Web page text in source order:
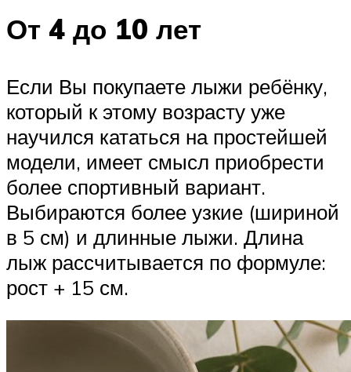
От 4 до 10 лет
Если Вы покупаете лыжи ребёнку,
который к этому возрасту уже
научился кататься на простейшей
модели, имеет смысл приобрести
более спортивный вариант.
Выбираются более узкие (шириной
в 5 см) и длинные лыжи. Длина
лыж рассчитывается по формуле:
рост + 15 см.